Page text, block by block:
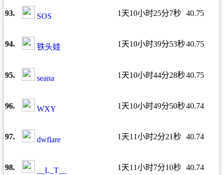
93. SOS 1天10小时25分7秒 40.75
94. 铁头娃 1天10小时39分53秒40.75
95. seana 1天10小时44分28秒40.75
96. WXY 1天10小时49分50秒40.74
97. dwflare 1天11小时2分21秒 40.74
98. __L_T__ 1天11小时7分10秒 40.74